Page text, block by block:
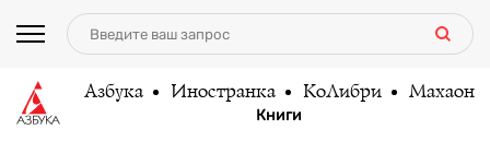
Азбука Иностранка КоЛибри Махаон
Книги